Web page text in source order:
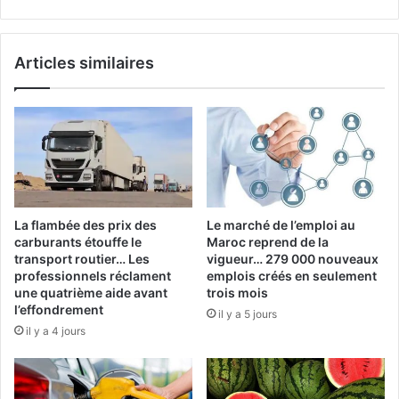
Thaïlande
Articles similaires
La flambée des prix des
carburants étouffe le
transport routier… Les
professionnels réclament
une quatrième aide avant
l’effondrement
il y a 4 jours
Le marché de l’emploi au
Maroc reprend de la
vigueur… 279 000 nouveaux
emplois créés en seulement
trois mois
il y a 5 jours